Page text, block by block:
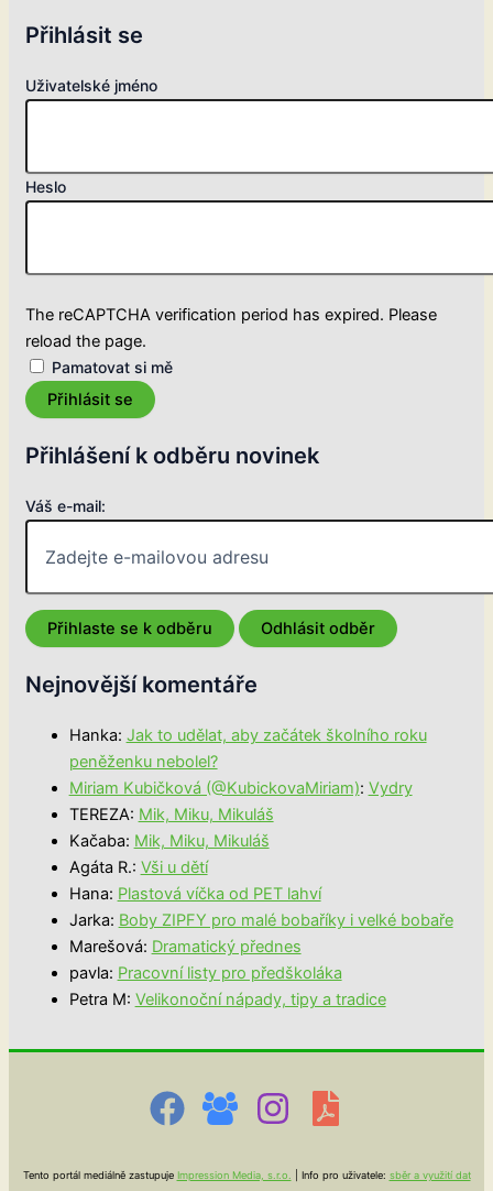
Přihlásit se
Uživatelské jméno
Heslo
The reCAPTCHA verification period has expired. Please
reload the page.
Pamatovat si mě
Přihlásit se
Přihlášení k odběru novinek
Váš e-mail:
Nejnovější komentáře
Hanka: Jak to udělat, aby začátek školního roku
peněženku nebolel?
Miriam Kubičková (@KubickovaMiriam): Vydry
TEREZA: Mik, Miku, Mikuláš
Kačaba: Mik, Miku, Mikuláš
Agáta R.: Vši u dětí
Hana: Plastová víčka od PET lahví
Jarka: Boby ZIPFY pro malé bobaříky i velké bobaře
Marešová: Dramatický přednes
pavla: Pracovní listy pro předškoláka
Petra M: Velikonoční nápady, tipy a tradice
Tento portál mediálně zastupuje Impression Media, s.r.o. | Info pro uživatele: sběr a využití dat